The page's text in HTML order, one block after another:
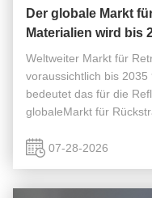
Der globale Markt
Materialien wird bis
Weltweiter Markt für
voraussichtlich bis
bedeutet das für die
globaleMarkt für
Wachstums eingetreten,
07-28-2026